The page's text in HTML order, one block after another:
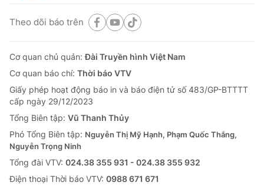
Theo dõi báo trên
Cơ quan chủ quản:Đài Truyền hình Việt Nam
Cơ quan báo chí: Thời báo VTV
Giấy phép hoạt động báo in và báo điện tử số 483/GP-BTTTT
cấp ngày 29/12/2023
Tổng Biên tập: Vũ Thanh Thủy
Phó Tổng Biên tập: Nguyễn Thị Mỹ Hạnh, Phạm Quốc Thắng,
Nguyễn Trọng Ninh
Tổng đài VTV: 024.38 355 931 - 024.38 355 932
Ðiện thoại Thời báo VTV: 0988 671 671